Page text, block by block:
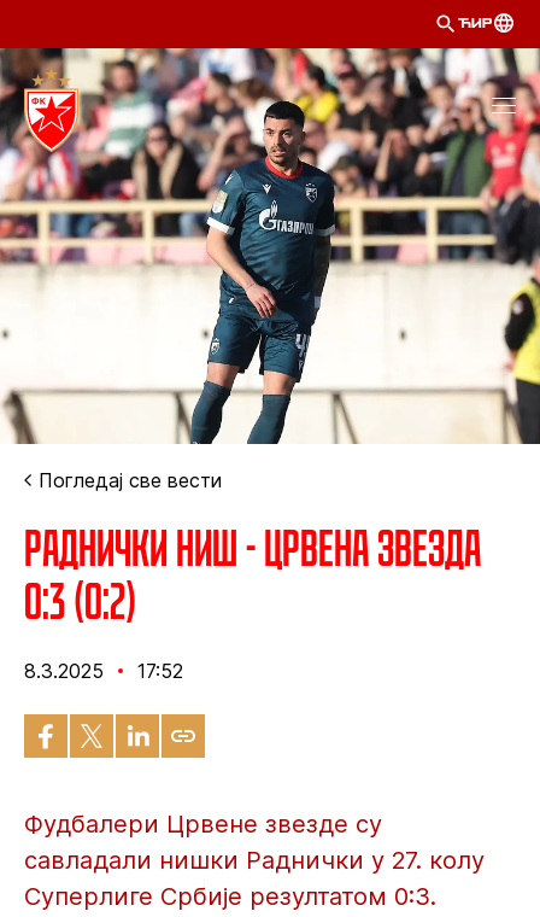
ЋИР
Погледај све вести
Раднички Ниш - Црвена звезда
0:3 (0:2)
8.3.2025 17:52
Фудбалери Црвене звезде су
савладали нишки Раднички у 27. колу
Суперлиге Србије резултатом 0:3.